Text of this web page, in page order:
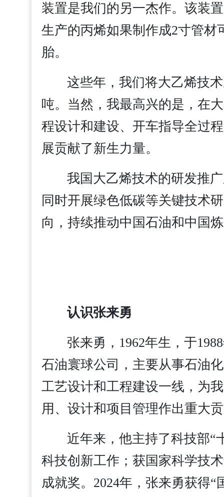
装置是我们的另一杰作。该装
生产的丙烯如果制作成2寸管材
胎。
这些年，我们将大乙烯技
吨。当然，我最高兴的是，在
程设计和建设、开车指导全过
展贡献了新生力量。
我国大乙烯技术的研发推
同时开展绿色低碳等关键技术
向，持续推动中国石油和中国
认识张来勇
张来勇，1962年生，于
石油寰球公司，主要从事石油
工艺设计和工程建设一线，为
用、设计和项目管理作出重大
近年来，他主持了科技部“
科技创新工作；获国家科学技
成就奖。2024年，张来勇获得“